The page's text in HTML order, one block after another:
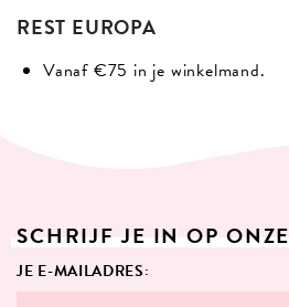
REST EUROPA
Vanaf €75 in je winkelmand.
SCHRIJF JE IN OP ONZE
JE E-MAILADRES: